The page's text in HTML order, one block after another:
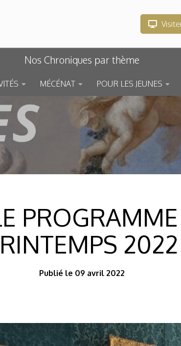
Nos Chroniques par thème
MÉCÉNAT POUR LES JEUNES
PROGRAMME
2022
Publié le 09 avril 2022